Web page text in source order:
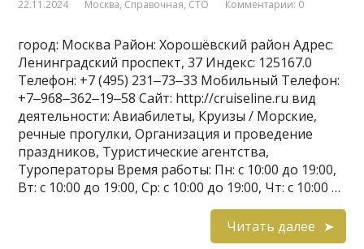
22.11.2024 Москва, Справочная, СТО Комментарии: 0
город: Москва Район: Хорошёвский район Адрес:
Ленинградский проспект, 37 Индекс: 125167.0
Телефон: +7 (495) 231‒73‒33 Мобильный Телефон:
+7‒968‒362‒19‒58 Сайт: http://cruiseline.ru вид
деятельности: Авиабилеты, Круизы / Морские,
речные прогулки, Организация и проведение
праздников, Туристические агентства,
Туроператоры Время работы: Пн: с 10:00 до 19:00,
Вт: с 10:00 до 19:00, Ср: с 10:00 до 19:00, Чт: с 10:00 …
Читать далее